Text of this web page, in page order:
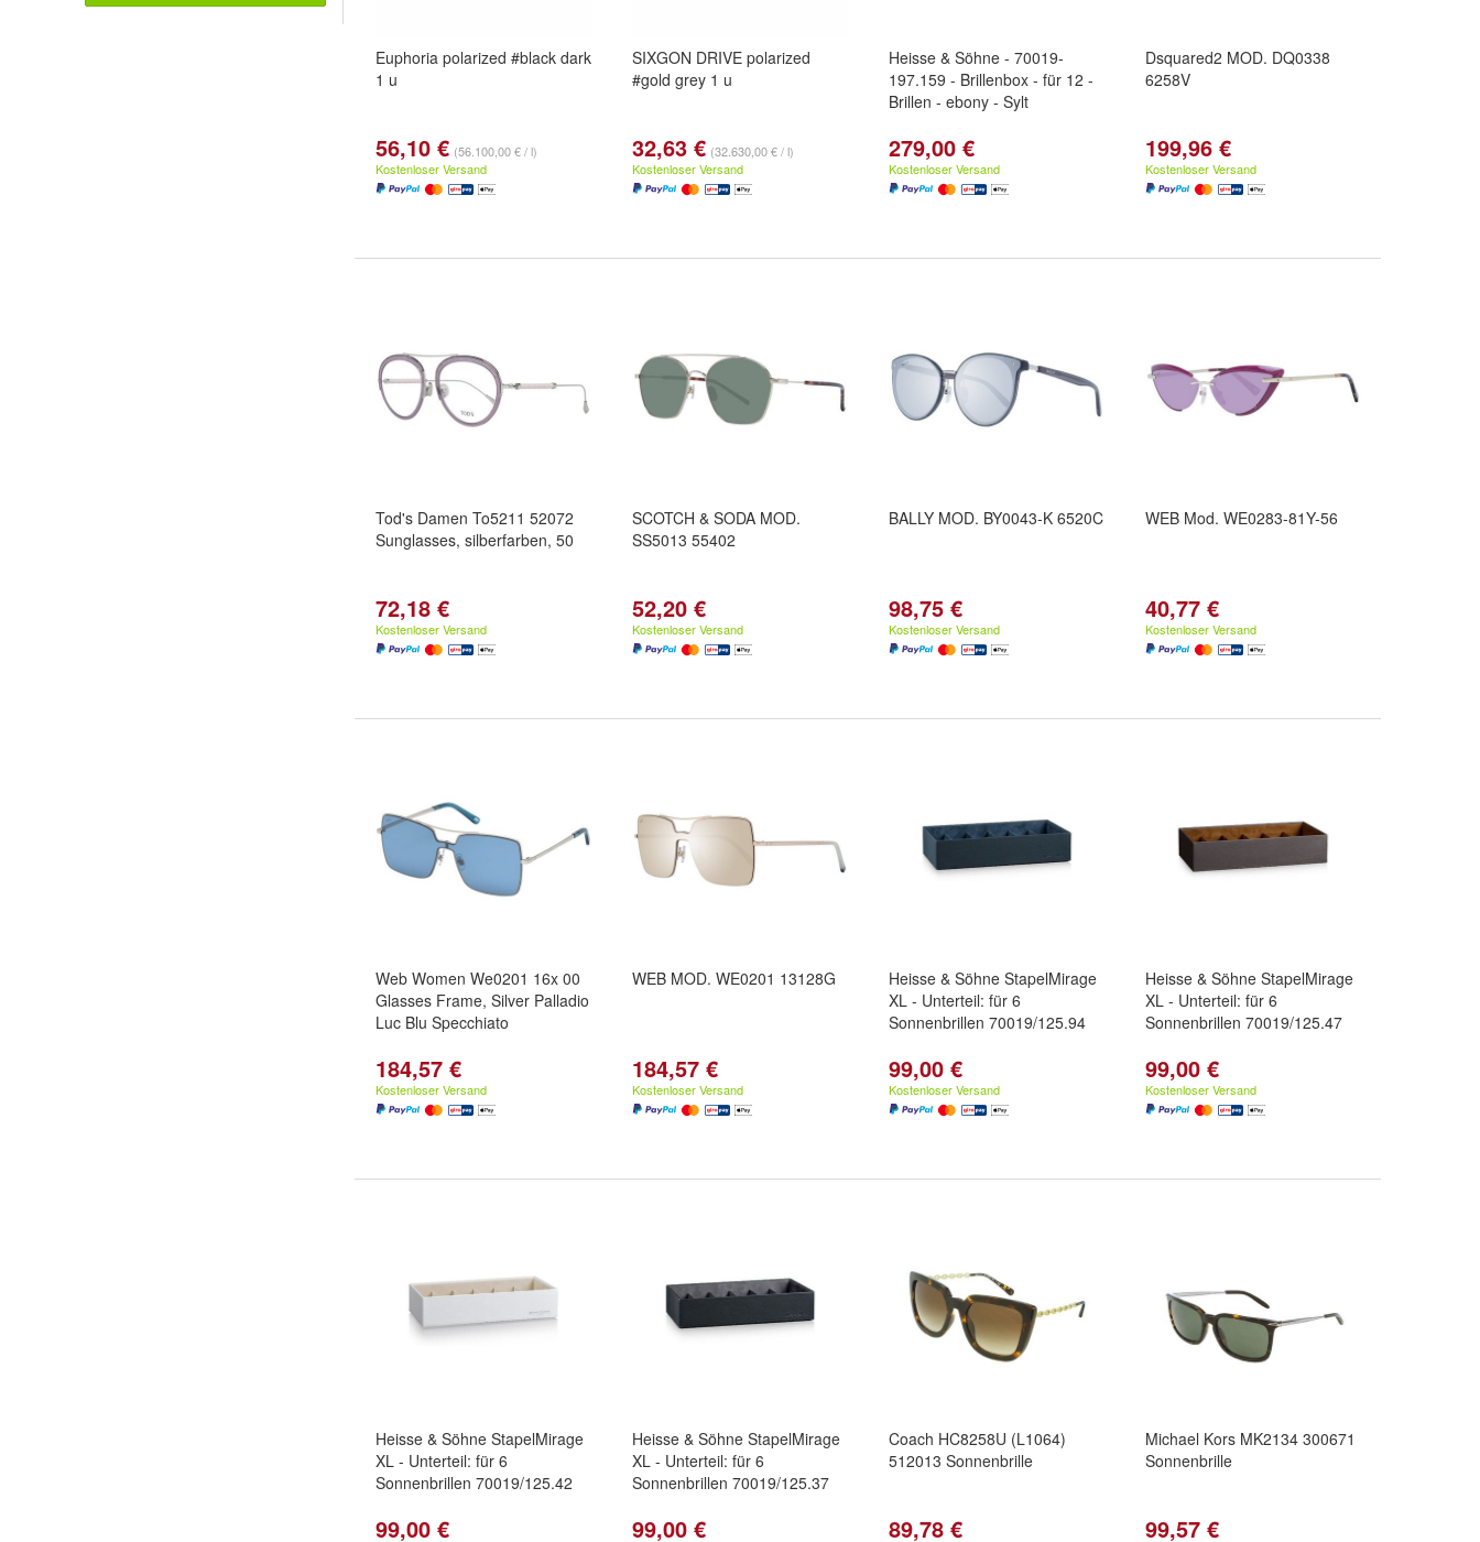
Euphoria polarized #black dark
1 u
56,10 € (56.100,00 € / l)
Kostenloser Versand
SIXGON DRIVE polarized
#gold grey 1 u
32,63 € (32.630,00 € / l)
Kostenloser Versand
Heisse & Söhne - 70019-
197.159 - Brillenbox - für 12 -
Brillen - ebony - Sylt
279,00 €
Kostenloser Versand
Dsquared2 MOD. DQ0338
6258V
199,96 €
Kostenloser Versand
Tod's Damen To5211 52072
Sunglasses, silberfarben, 50
72,18 €
Kostenloser Versand
SCOTCH & SODA MOD.
SS5013 55402
52,20 €
Kostenloser Versand
BALLY MOD. BY0043-K 6520C
98,75 €
Kostenloser Versand
WEB Mod. WE0283-81Y-56
40,77 €
Kostenloser Versand
Web Women We0201 16x 00
Glasses Frame, Silver Palladio
Luc Blu Specchiato
184,57 €
Kostenloser Versand
WEB MOD. WE0201 13128G
184,57 €
Kostenloser Versand
Heisse & Söhne StapelMirage
XL - Unterteil: für 6
Sonnenbrillen 70019/125.94
99,00 €
Kostenloser Versand
Heisse & Söhne StapelMirage
XL - Unterteil: für 6
Sonnenbrillen 70019/125.47
99,00 €
Kostenloser Versand
Heisse & Söhne StapelMirage
XL - Unterteil: für 6
Sonnenbrillen 70019/125.42
99,00 €
Heisse & Söhne StapelMirage
XL - Unterteil: für 6
Sonnenbrillen 70019/125.37
99,00 €
Coach HC8258U (L1064)
512013 Sonnenbrille
89,78 €
Michael Kors MK2134 300671
Sonnenbrille
99,57 €